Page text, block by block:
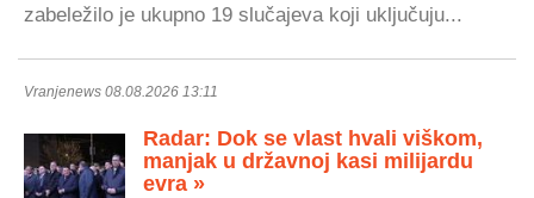
zabeležilo je ukupno 19 slučajeva koji uključuju...
Vranjenews 08.08.2026 13:11
Radar: Dok se vlast hvali viškom,
manjak u državnoj kasi milijardu
evra »